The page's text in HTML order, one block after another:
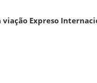
Expreso